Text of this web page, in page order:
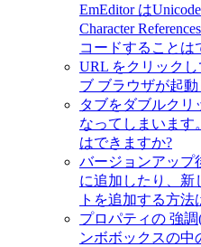
EmEditor は
Character
コードすることは
URL をクリック
ブ ブラウザが起動
タブをダブルクリ
なってしまいます
はできますか?
バージョンアップ
に追加したり、新
トを追加する方法
プロパティの 強
ンボボックスの